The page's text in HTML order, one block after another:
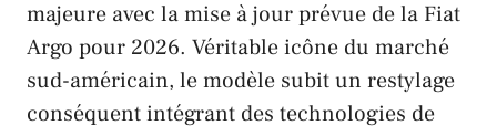
majeure avec la mise à jour prévue de la Fiat
Argo pour 2026. Véritable icône du marché
sud-américain, le modèle subit un restylage
conséquent intégrant des technologies de